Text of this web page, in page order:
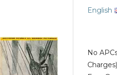
English
No
Charges)